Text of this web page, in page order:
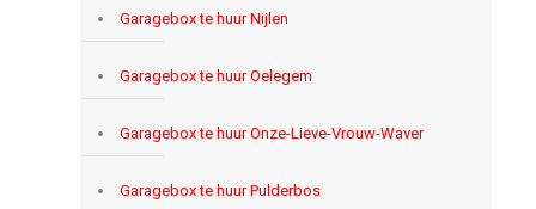
Garagebox te huur Nijlen
Garagebox te huur Oelegem
Garagebox te huur Onze-Lieve-Vrouw-Waver
Garagebox te huur Pulderbos